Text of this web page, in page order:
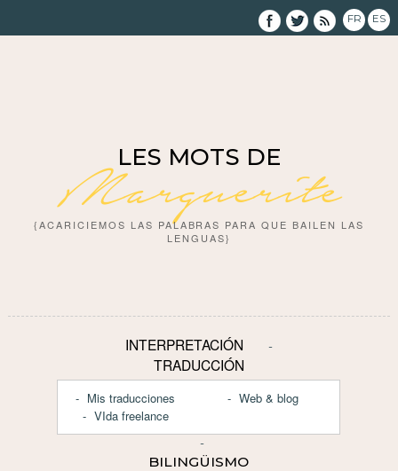
FR ES
LES MOTS DE
Marguerite
{ACARICIEMOS LAS PALABRAS PARA QUE BAILEN LAS
LENGUAS}
INTERPRETACIÓN
TRADUCCIÓN
Mis traducciones
VIda freelance
Web & blog
BILINGÜISMO